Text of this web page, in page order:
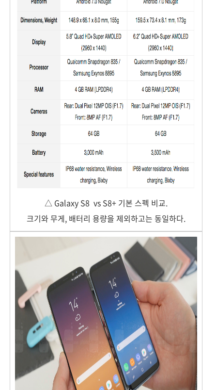
△ Galaxy S8 vs S8+ 기본 스펙 비교.
크기와 무게, 배터리 용량을 제외하고는 동일하다.